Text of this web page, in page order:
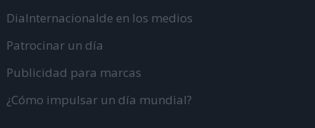
DiaInternacionalde en los medios
Patrocinar un día
Publicidad para marcas
¿Cómo impulsar un día mundial?